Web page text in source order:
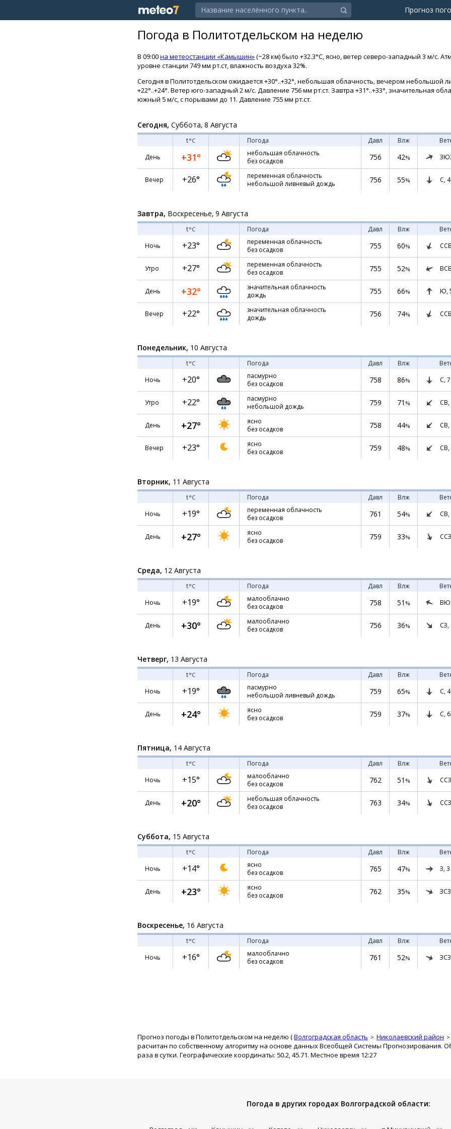
Прогноз
Погода в Политотдельском на неделю
В 09:00на метеостанции «Камышин»(~28 км) было +32.3°C, ясно, ветер северо-западный 3 м/с.
уровне станции 749 мм рт.ст, влажность воздуха 32%.
Сегодня в Политотдельском ожидается +30°..+32°, небольшая облачность, вечером небольшой
+22°..+24°. Ветер юго-западный 2 м/с. Давление 756 мм рт.ст. Завтра +31°..+33°, значительная
южный 5 м/с, с порывами до 11. Давление 755 мм рт.ст.
Сегодня, Суббота, 8 Августа
t°C Погода Давл Влж
День
+31°
небольшая облачность
без осадков
756 42%
Вечер +26°
переменная облачность
небольшой ливневый дождь
756 55% С, 4
Завтра, Воскресенье, 9 Августа
t°C Погода Давл Влж
Ночь
+23°
переменная облачность
без осадков
755 60%
Утро +27°
переменная облачность
без осадков
755 52%
День +32°
значительная облачность
дождь
755 66% Ю,
Вечер +22°
значительная облачность
дождь
756 74%
Понедельник, 10 Августа
t°C Погода Давл Влж
Ночь
+20°
пасмурно
без осадков
758 86% С, 7
Утро +22°
пасмурно
небольшой дождь
759 71 % СВ,
День +27°
ясно
без осадков
758 44% СВ,
Вечер +23°
ясно
без осадков
759 48% СВ,
Вторник, 11 Августа
t°C Погода Давл Влж
Ночь
+19°
переменная облачность
без осадков
761 54% СВ,
День +27°
ясно
без осадков
759 33%
Среда, 12 Августа
t°C Погода Давл Влж
Ночь
+19°
малооблачно
без осадков
758 51 %
День +30°
малооблачно
без осадков
756 36% СЗ,
Четверг, 13 Августа
t°C Погода Давл Влж
Ночь
+19°
пасмурно
небольшой ливневый дождь
759 65% С, 4
День +24°
ясно
без осадков
759 37% С, 6
Пятница, 14 Августа
t°C Погода Давл Влж
Ночь
+15°
малооблачно
без осадков
762 51 %
День +20°
небольшая облачность
без осадков
763 34%
Суббота, 15 Августа
t°C Погода Давл Влж
Ночь
+14°
ясно
без осадков
765 47% З, 3
День +23°
ясно
без осадков
762 35%
Воскресенье, 16 Августа
t°C Погода Давл Влж
Ночь
+16°
малооблачно
без осадков
761 52%
Прогноз погоды в Политотдельском на неделю (Волгоградская область Николаевский район
расчитан по собственному алгоритму на основе данных Всеобщей Системы Прогнозирования.
раза в сутки. Географические координаты: 50.2, 45.71. Местное время 12:27
Погода в других городах Волгоградской области: